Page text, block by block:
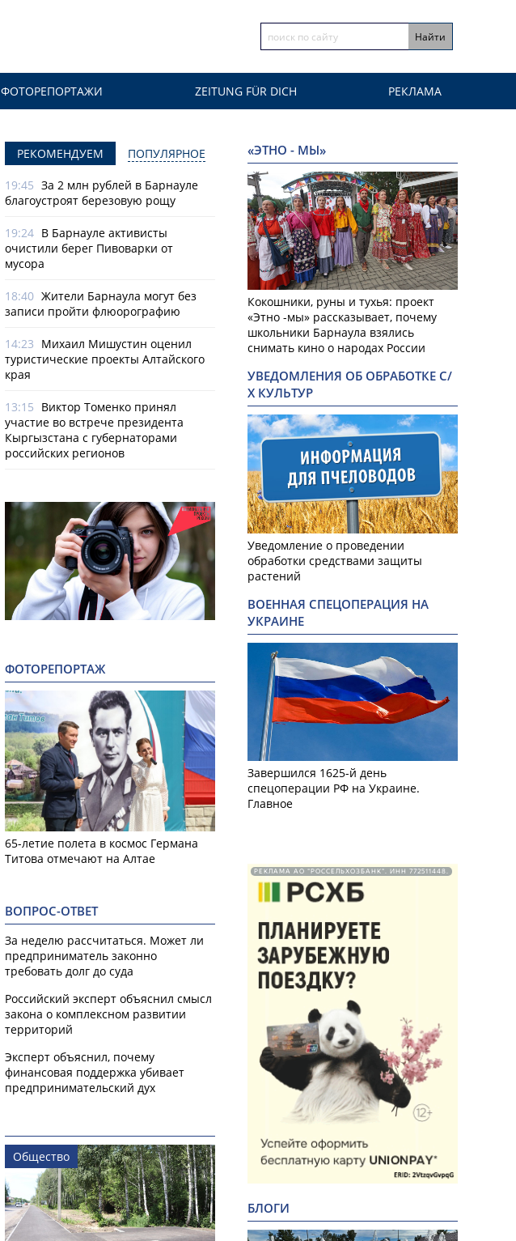
ФОТОРЕПОРТАЖИ ZEITUNG FÜR DICH РЕКЛАМА
РЕКОМЕНДУЕМ ПОПУЛЯРНОЕ
19:45 За 2 млн рублей в Барнауле
благоустроят березовую рощу
19:24 В Барнауле активисты
очистили берег Пивоварки от
мусора
18:40 Жители Барнаула могут без
записи пройти флюорографию
14:23 Михаил Мишустин оценил
туристические проекты Алтайского
края
13:15 Виктор Томенко принял
участие во встрече президента
Кыргызстана с губернаторами
российских регионов
ФОТОРЕПОРТАЖ
65-летие полета в космос Германа
Титова отмечают на Алтае
ВОПРОС-ОТВЕТ
За неделю рассчитаться. Может ли
предприниматель законно
требовать долг до суда
Российский эксперт объяснил смысл
закона о комплексном развитии
территорий
Эксперт объяснил, почему
финансовая поддержка убивает
предпринимательский дух
Общество
«ЭТНО - МЫ»
Кокошники, руны и тухья: проект
«Этно -мы» рассказывает, почему
школьники Барнаула взялись
снимать кино о народах России
УВЕДОМЛЕНИЯ ОБ ОБРАБОТКЕ С/
Х КУЛЬТУР
Уведомление о проведении
обработки средствами защиты
растений
ВОЕННАЯ СПЕЦОПЕРАЦИЯ НА
УКРАИНЕ
Завершился 1625-й день
спецоперации РФ на Украине.
Главное
РЕКЛАМА АО "РОССЕЛЬХОЗБАНК". ИНН 772511448.
БЛОГИ